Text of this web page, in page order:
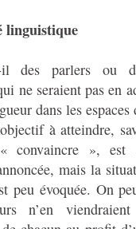
linguistique
il des parlers ou
ne seraient pas en
dans les espaces
à atteindre,
convaincre », est
mais la
peu évoquée. On
n’en